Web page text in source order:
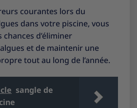
courantes lors du
dans votre piscine, vous
d’éliminer
et de maintenir une
tout au long de l’année.
sangle de